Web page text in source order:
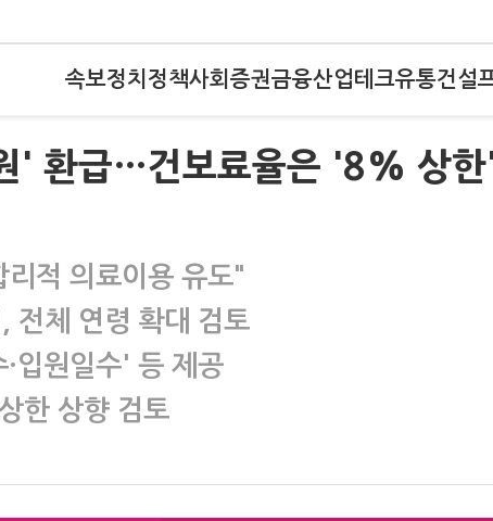
속보정치 정책사회 증권금융산업테크유통건설
' 환급…건보료율은 '8% 상
적 의료이용 유도"
전체 연령 확대 검토
입원일수' 등 제공
한 상향 검토